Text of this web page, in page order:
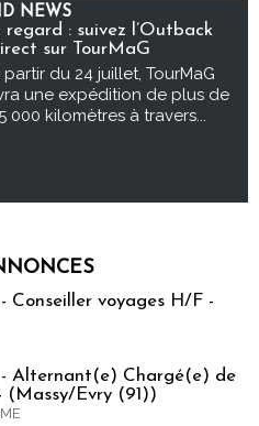
NEWS
regard : suivez l’Outback
sur TourMaG
partir du 24 juillet, TourMaG
une expédition de plus de
5 000 kilomètres à travers...
Conseiller voyages H/F -
- Alternant(e) Chargé(e) de
(Massy/Evry (91))